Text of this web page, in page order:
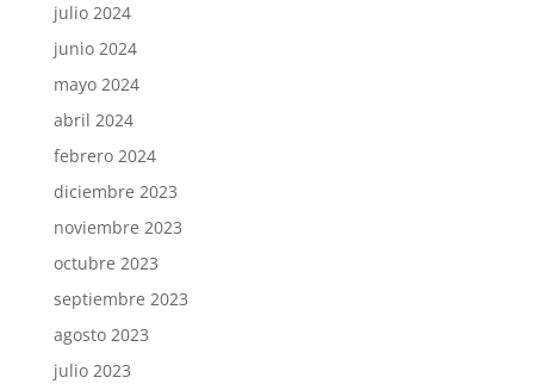
julio 2024
junio 2024
mayo 2024
abril 2024
febrero 2024
diciembre 2023
noviembre 2023
octubre 2023
septiembre 2023
agosto 2023
julio 2023